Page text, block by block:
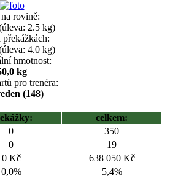
rovině:
2.5 kg)
překážkách:
4.0 kg)
hmotnost:
kg
pro trenéra:
(148)
celkem:
0
350
0
19
0 Kč
638 050 Kč
0,0%
5,4%